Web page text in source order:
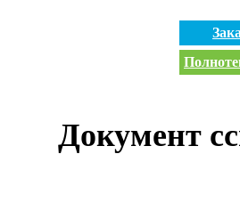
Документ